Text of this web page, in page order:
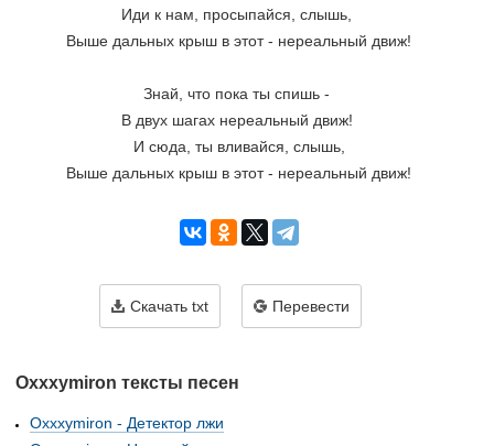
Иди к нам, просыпайся, слышь,
Выше дальных крыш в этот - нереальный движ!
Знай, что пока ты спишь -
В двух шагах нереальный движ!
И сюда, ты вливайся, слышь,
Выше дальных крыш в этот - нереальный движ!
Скачать txt Перевести
Oxxxymiron тексты песен
Oxxxymiron - Детектор лжи